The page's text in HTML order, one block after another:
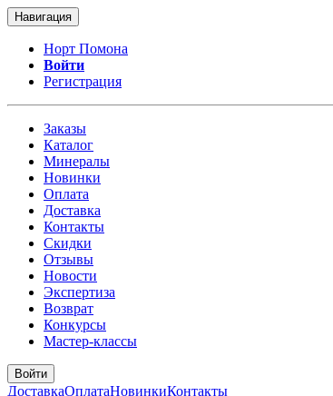
Навигация
Норт Помона
Войти
Регистрация
Заказы
Каталог
Минералы
Новинки
Оплата
Доставка
Контакты
Скидки
Отзывы
Новости
Экспертиза
Возврат
Конкурсы
Мастер-классы
Войти
ДоставкаОплатаНовинкиКонтакты